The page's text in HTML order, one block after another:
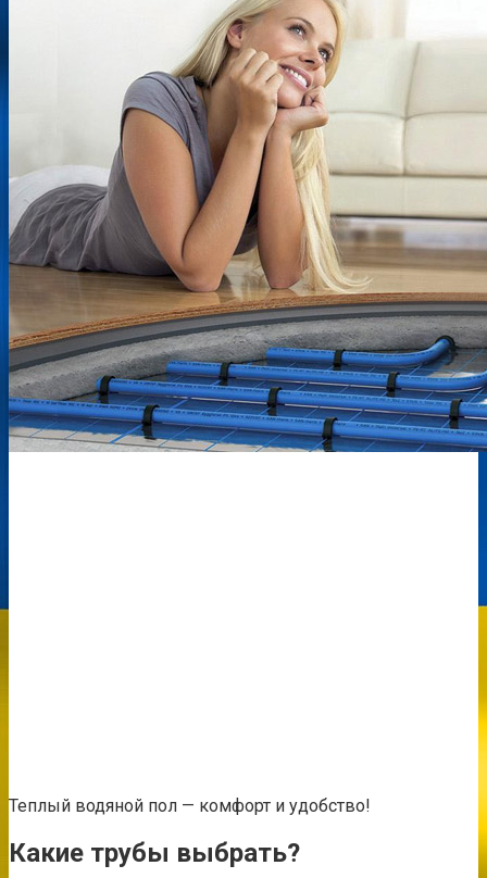
Теплый водяной пол — комфорт и удобство!
Какие трубы выбрать?